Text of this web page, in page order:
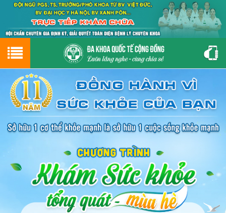
Hotline0243.9656.999tư vấn miễn phí
GIỚI THIỆU
GIỚI THIỆU VỀ PHÒNG KHÁM
CƠ SỞ VẬT CHẤT
ĐẶT HẸN LỊCH KHÁM
ĐƯỜNG TỚI PHÒNG KHÁM
PHỤ KHOA